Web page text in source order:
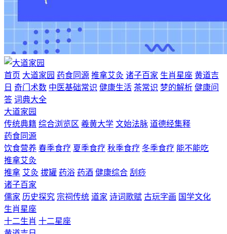
首页 大道家园 药食同源 推拿艾灸 诸子百家 生肖星座 黄道吉
日 奇门术数 中医基础常识 健康生活 茶常识 梦的解析 健康问
答 词典大全
大道家园
传统典籍 综合浏览区 羲黄大学 文始法脉 道德经集释
药食同源
饮食营养 春季食疗 夏季食疗 秋季食疗 冬季食疗 能不能吃
推拿艾灸
推拿 艾灸 拔罐 药浴 药酒 健康综合 刮痧
诸子百家
儒家 历史探究 宗祠传统 道家 诗词歌赋 古玩字画 国学文化
生肖星座
十二生肖 十二星座